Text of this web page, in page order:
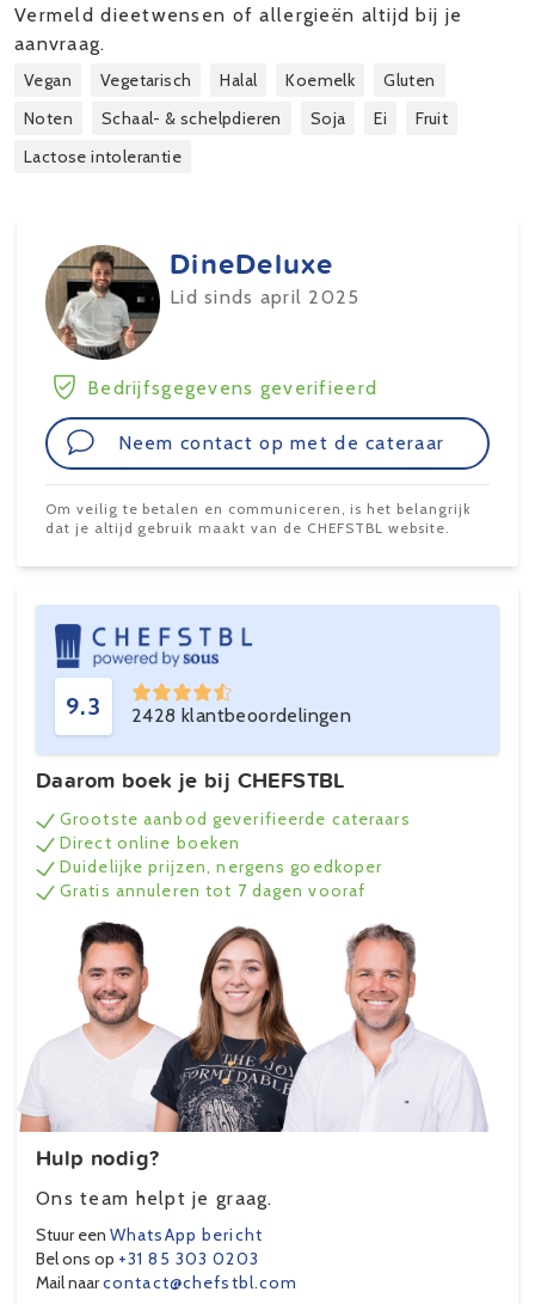
Vermeld dieetwensen of allergieën altijd bij je
aanvraag.
Vegan Vegetarisch Halal Koemelk
Gluten
Noten
Schaal- & schelpdieren Soja Ei
Fruit
Lactose intolerantie
DineDeluxe
Lid sinds april 2025
Bedrijfsgegevens geverifieerd
Neem contact op met de cateraar
Om veilig te betalen en communiceren, is het belangrijk
dat je altijd gebruik maakt van de CHEFSTBL website.
9.3 2428 klantbeoordelingen
Daarom boek je bij CHEFSTBL
Grootste aanbod geverifieerde cateraars
Direct online boeken
Duidelijke prijzen, nergens goedkoper
Gratis annuleren tot 7 dagen vooraf
Hulp nodig?
Ons team helpt je graag.
Stuur een WhatsApp bericht
Bel ons op +31 85 303 0203
Mail naarcontact@chefstbl.com